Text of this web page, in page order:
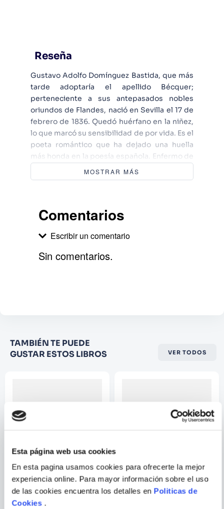
Esta página web usa cookies
En esta pagina usamos cookies para ofrecerte la mejor
experiencia online. Para mayor información sobre el uso
de las cookies encuentra los detalles en Politicas de
Cookies.
Reseña
Gustavo Adolfo Domínguez Bastida, que más
tarde adoptaría el apellido Bécquer;
perteneciente a sus antepasados nobles
oriundos de Flandes, nació en Sevilla el 17 de
febrero de 1836. Quedó huérfano en la niñez,
lo que marcó su sensibilidad de por vida. Es el
poeta romántico que ha dejado una huella
más honda en la poesía española. Enfermo de
tuberculosis murió en Madrid el 25 de
diciembre de 1870. Sus Rimas son poemas
y pasión, a veces nos dice dónde las oyó o
MOSTRAR MÁS
Comentarios
Escribir un comentario
Califique el producto de 1 a 5
estrellas
Sin comentarios.
TAMBIÉN TE PUEDE
GUSTAR ESTOS LIBROS
VER TODOS
DON QUIJOTE DE LA
MANCHA
LA ISLA DEL TESORO